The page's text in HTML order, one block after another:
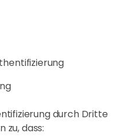
durch Dritte
zu, dass: